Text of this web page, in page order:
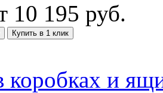
10 195 руб.
Купить в 1 клик
коробках и